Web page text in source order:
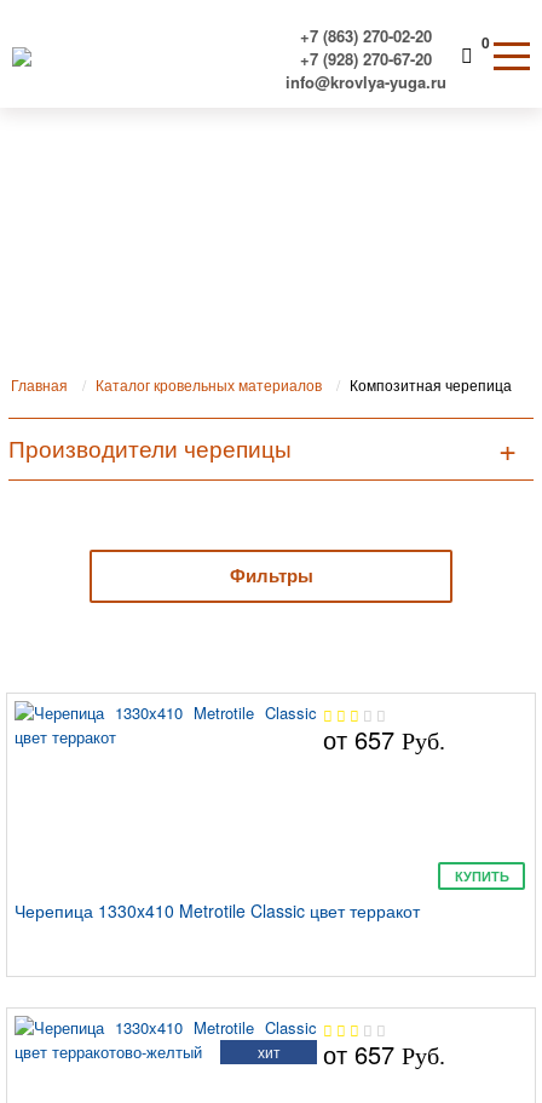
+7 (863) 270-02-20
+7 (928) 270-67-20
info@krovlya-yuga.ru
0
Главная Каталог кровельных материалов Композитная черепица
Производители черепицы
Фильтры
от657 Руб.
КУПИТЬ
Черепица 1330x410 Metrotile Classic цвет терракот
хит от657 Руб.